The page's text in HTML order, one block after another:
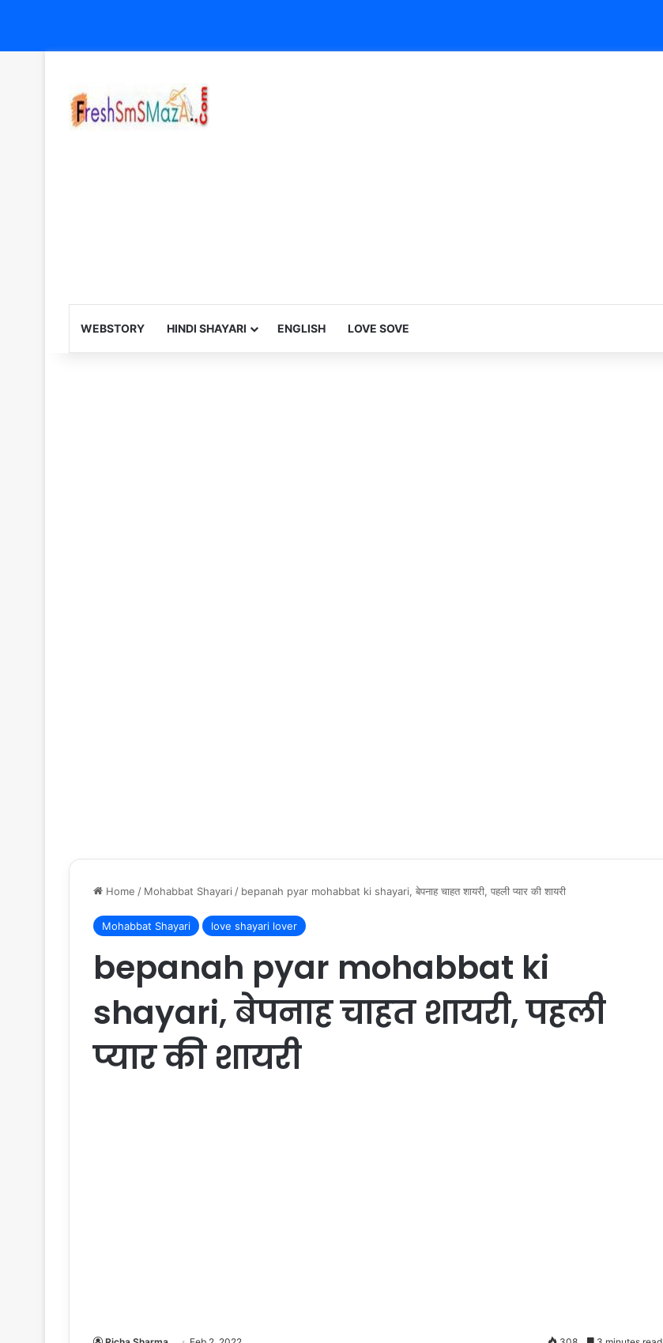
WEBSTORY HINDI SHAYARI ENGLISH LOVE SOVE
Home / Mohabbat Shayari / bepanah pyar mohabbat ki shayari, बेपनाह चाहत शायरी, पहली प्यार की शायरी
Mohabbat Shayari love shayari lover
bepanah pyar mohabbat ki
shayari, बेपनाह चाहत शायरी, पहली
प्यार की शायरी